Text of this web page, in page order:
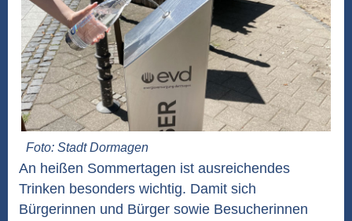
Foto: Stadt Dormagen
An heißen Sommertagen ist ausreichendes
Trinken besonders wichtig. Damit sich
Bürgerinnen und Bürger sowie Besucherinnen